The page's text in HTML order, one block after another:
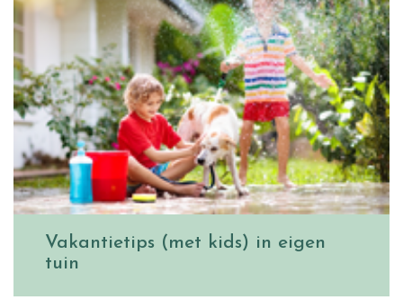
Vakantietips (met kids) in eigen
tuin